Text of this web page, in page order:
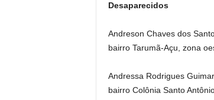
Desaparecidos
Andreson Chaves dos
bairro Tarumã-Açu, zona
Andressa Rodrigues
bairro Colônia Santo